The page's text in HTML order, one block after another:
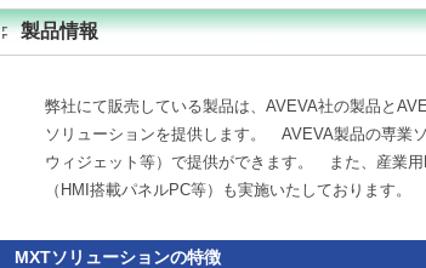
製品情報
弊社にて販売している製品は、AVEVA社の製品と
ソリューションを提供します。 AVEVA製品の専業
ウィジェット等）で提供ができます。 また、産業
（HMI搭載パネルPC等）も実施いたしております。
MXTソリューションの特徴